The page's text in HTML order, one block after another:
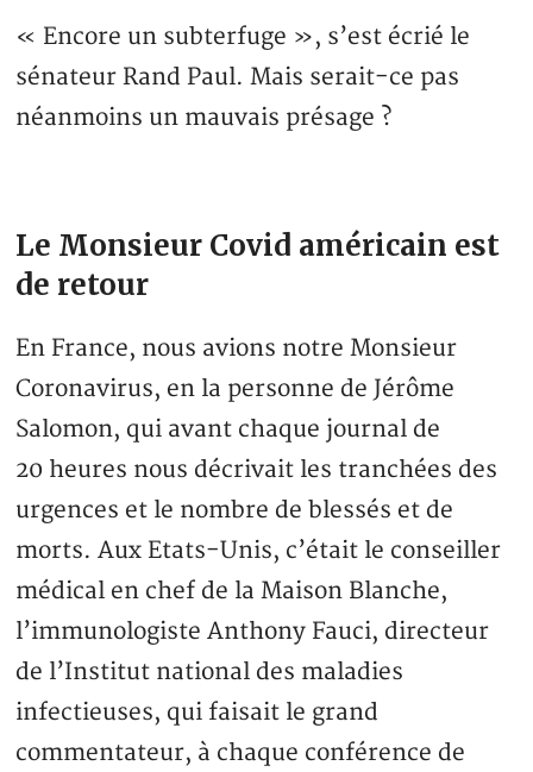
« Encore un subterfuge », s’est écrié le
sénateur Rand Paul. Mais serait-ce pas
néanmoins un mauvais présage ?
Le Monsieur Covid américain est
de retour
En France, nous avions notre Monsieur
Coronavirus, en la personne de Jérôme
Salomon, qui avant chaque journal de
20 heures nous décrivait les tranchées des
urgences et le nombre de blessés et de
morts. Aux Etats-Unis, c’était le conseiller
médical en chef de la Maison Blanche,
l’immunologiste Anthony Fauci, directeur
de l’Institut national des maladies
infectieuses, qui faisait le grand
commentateur, à chaque conférence de